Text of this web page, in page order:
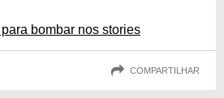
bombar nos stories
COMPARTILHAR